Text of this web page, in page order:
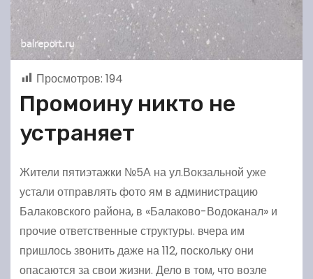
Просмотров: 194
Промоину никто не
устраняет
Жители пятиэтажки №5А на ул.Вокзальной уже
устали отправлять фото ям в администрацию
Балаковского района, в «Балаково-Водоканал» и
прочие ответственные структуры. вчера им
пришлось звонить даже на 112, поскольку они
опасаются за свои жизни. Дело в том, что возле